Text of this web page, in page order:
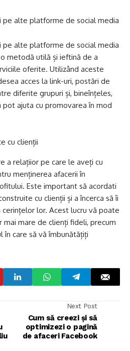
pe alte platforme de social media
pe alte platforme de social media
metodă utilă și ieftină de a
oferite. Utilizând aceste
acces la link-uri, postări de
diferite grupuri și, bineînțeles,
ajuta cu promovarea în mod
cu clienții
a relațiior pe care le aveți cu
menținerea afacerii în
Este important să acordati
cu clienții și a încerca să îi
lor. Acest lucru vă poate
mai mare de clienți fideli, precum
în care să vă îmbunătățiți
Next Post
Cum să creezi și să
optimizezi o pagină
de afaceri Facebook